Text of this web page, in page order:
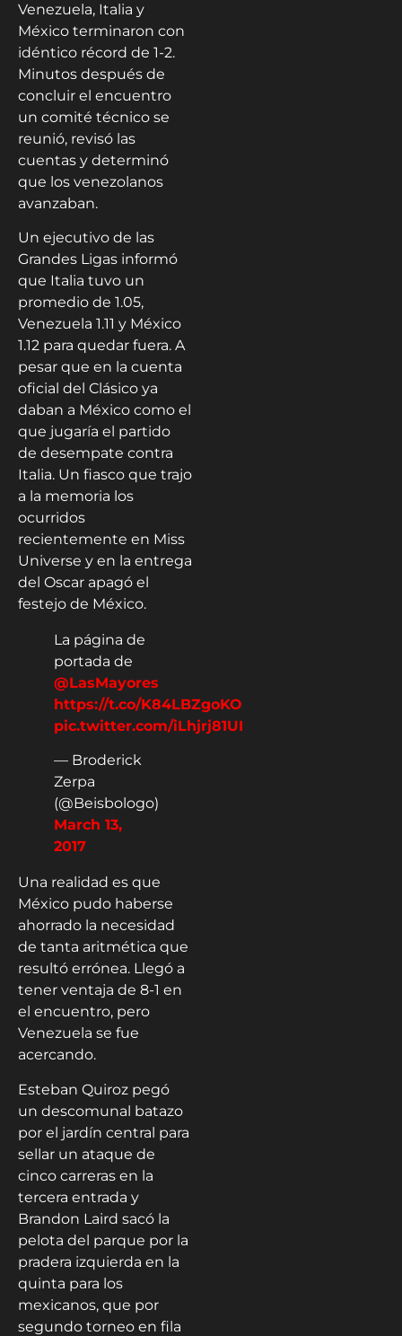
Venezuela, Italia y
México terminaron con
idéntico récord de 1-2.
Minutos después de
concluir el encuentro
un comité técnico se
reunió, revisó las
cuentas y determinó
que los venezolanos
avanzaban.
Un ejecutivo de las
Grandes Ligas informó
que Italia tuvo un
promedio de 1.05,
Venezuela 1.11 y México
1.12 para quedar fuera. A
pesar que en la cuenta
oficial del Clásico ya
daban a México como el
que jugaría el partido
de desempate contra
Italia. Un fiasco que trajo
a la memoria los
ocurridos
recientemente en Miss
Universe y en la entrega
del Oscar apagó el
festejo de México.
La página de
portada de
@LasMayores
https://t.co/K84LBZgoKO
pic.twitter.com/iLhjrj81UI
— Broderick
Zerpa
(@Beisbologo)
March 13,
2017
Una realidad es que
México pudo haberse
ahorrado la necesidad
de tanta aritmética que
resultó errónea. Llegó a
tener ventaja de 8-1 en
el encuentro, pero
Venezuela se fue
acercando.
Esteban Quiroz pegó
un descomunal batazo
por el jardín central para
sellar un ataque de
cinco carreras en la
tercera entrada y
Brandon Laird sacó la
pelota del parque por la
pradera izquierda en la
quinta para los
mexicanos, que por
segundo torneo en fila